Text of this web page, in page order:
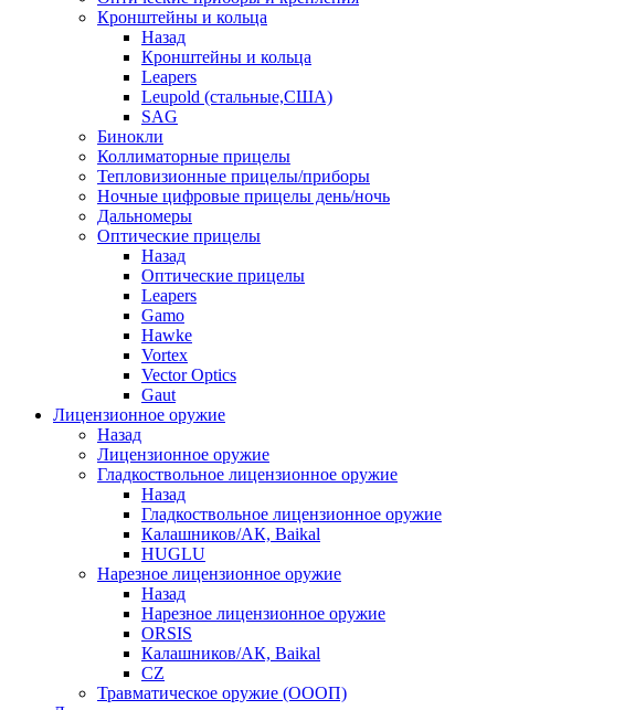
Кронштейны и кольца
Назад
Кронштейны и кольца
Leapers
Leupold (стальные,США)
SAG
Бинокли
Коллиматорные прицелы
Тепловизионные прицелы/приборы
Ночные цифровые прицелы день/ночь
Дальномеры
Оптические прицелы
Назад
Оптические прицелы
Leapers
Gamo
Hawke
Vortex
Vector Optics
Gaut
Лицензионное оружие
Назад
Лицензионное оружие
Гладкоствольное лицензионное оружие
Назад
Гладкоствольное лицензионное оружие
Калашников/АК, Baikal
HUGLU
Нарезное лицензионное оружие
Назад
Нарезное лицензионное оружие
ORSIS
Калашников/АК, Baikal
CZ
Травматическое оружие (ОООП)